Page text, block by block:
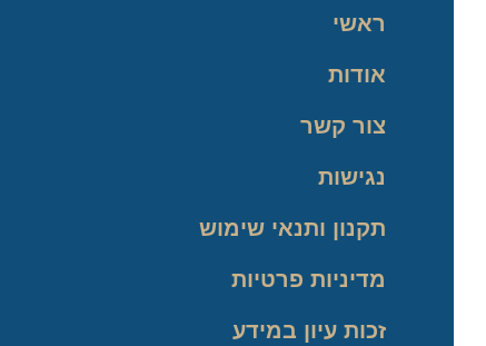
ראשי
אודות
צור קשר
נגישות
תקנון ותנאי שימוש
מדיניות פרטיות
זכות עיון במידע